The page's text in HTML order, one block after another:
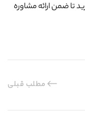
تا ضمن ارائه مشاوره
مطلب قبلی